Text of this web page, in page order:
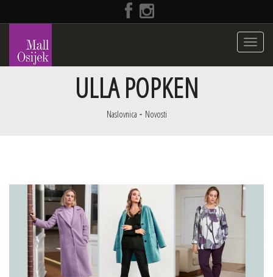
Toggle
ULLA POPKEN
Naslovnica Novosti